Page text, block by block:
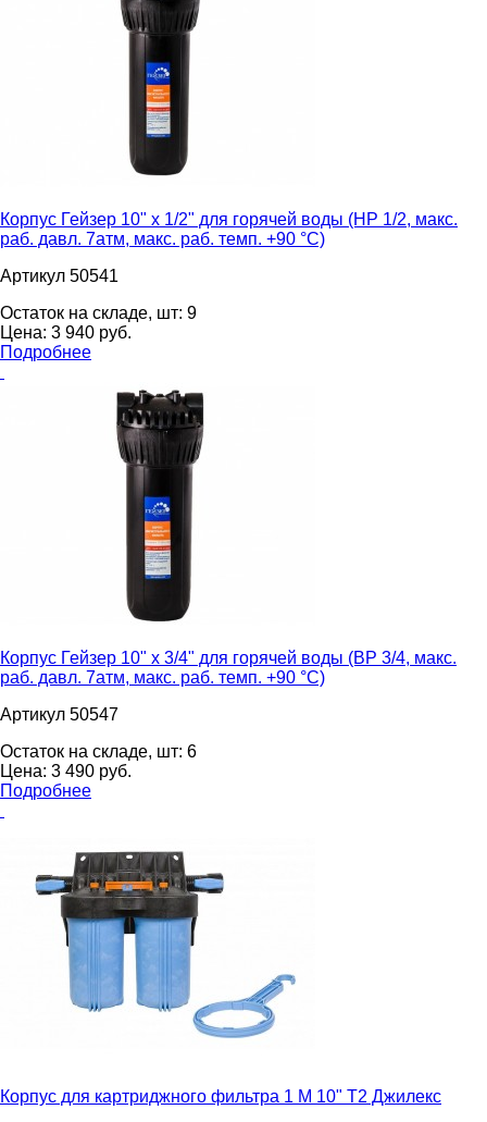
Корпус Гейзер 10" х 1/2" для горячей воды (НР 1/2, макс.
раб. давл. 7атм, макс. раб. темп. +90 °С)
Артикул 50541
Остаток на складе, шт: 9
Цена: 3 940 pуб.
Подробнее
Корпус Гейзер 10" х 3/4" для горячей воды (ВР 3/4, макс.
раб. давл. 7атм, макс. раб. темп. +90 °С)
Артикул 50547
Остаток на складе, шт: 6
Цена: 3 490 pуб.
Подробнее
Корпус для картриджного фильтра 1 М 10" Т2 Джилекс